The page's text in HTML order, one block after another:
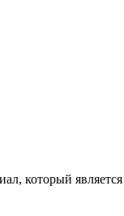
который